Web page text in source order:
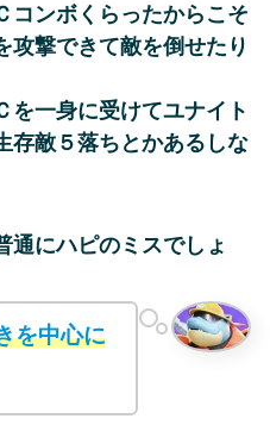
コンボくらったからこそ
攻撃できて敵を倒せたり
を一身に受けてユナイト
存敵５落ちとかあるしな
通にハピのミスでしょ
を中心に